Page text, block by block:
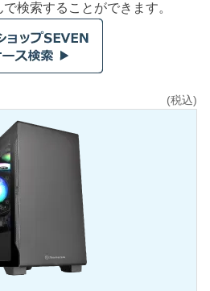
検索することができます。
(税込)